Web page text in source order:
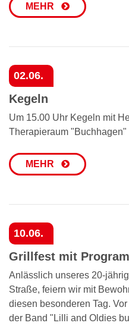
MEHR
02.06.
Kegeln
Um 15.00 Uhr Kegeln mit
Therapieraum "Buchhagen"
MEHR
10.06.
Grillfest mit
Anlässlich unseres 20-
Straße, feiern wir mit
diesen besonderen Tag.
der Band "Lilli and Oldies